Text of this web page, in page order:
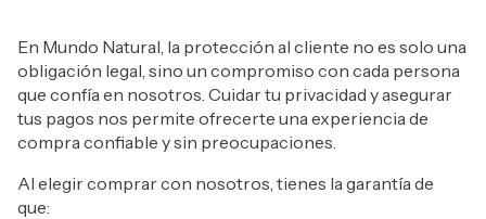
En Mundo Natural, la protección al cliente no es solo una
obligación legal, sino un compromiso con cada persona
que confía en nosotros. Cuidar tu privacidad y asegurar
tus pagos nos permite ofrecerte una experiencia de
compra confiable y sin preocupaciones.
Al elegir comprar con nosotros, tienes la garantía de
que: